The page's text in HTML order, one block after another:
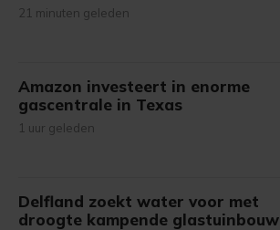
21 minuten geleden
Amazon investeert in enorme
gascentrale in Texas
1 uur geleden
Delfland zoekt water voor met
droogte kampende glastuinbouw